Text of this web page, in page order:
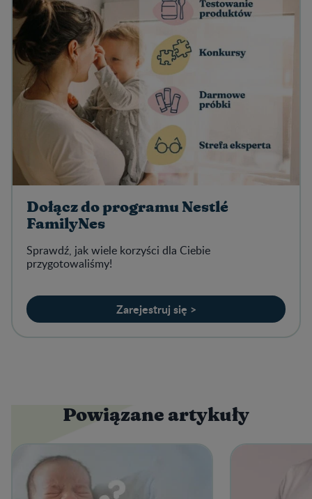
Dołącz do programu Nestlé
FamilyNes
Sprawdź, jak wiele korzyści dla Ciebie
przygotowaliśmy!
Zarejestruj się >
Powiązane artykuły